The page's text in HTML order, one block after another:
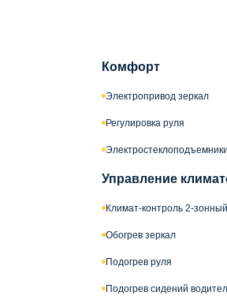
Комфорт
Электропривод зеркал
Регулировка руля
Управление
Климат-контроль 2-зонный
Обогрев зеркал
Подогрев руля
Подогрев сидений